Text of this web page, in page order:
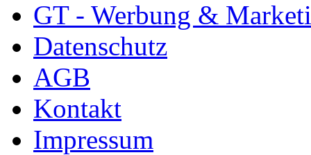
GT - Werbung &
Datenschutz
AGB
Kontakt
Impressum